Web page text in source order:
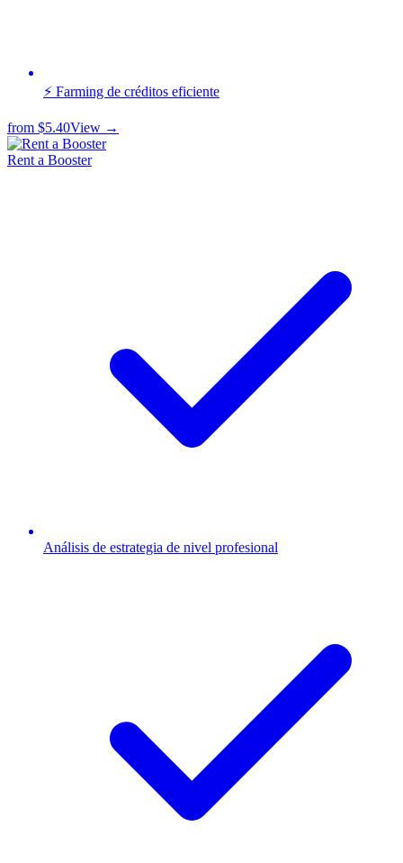
⚡ Farming de créditos eficiente
from $5.40View →
Rent a Booster
Análisis de estrategia de nivel profesional